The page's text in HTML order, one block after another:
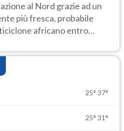
al Nord grazie ad un
più fresca, probabile
africano entro
25° 37°
25° 31°